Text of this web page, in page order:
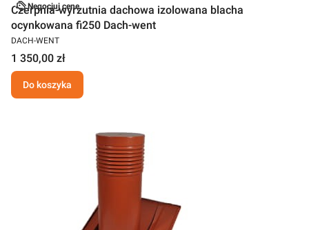
Negocjuj cenę
Czerpnia-wyrzutnia dachowa izolowana blacha
ocynkowana fi250 Dach-went
DACH-WENT
1 350,00 zł
Do koszyka